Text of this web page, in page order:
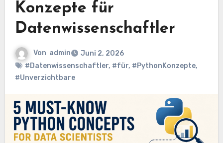
Konzepte für
Datenwissenschaftler
Von admin
Juni 2, 2026
#Datenwissenschaftler, #für, #PythonKonzepte,
#Unverzichtbare